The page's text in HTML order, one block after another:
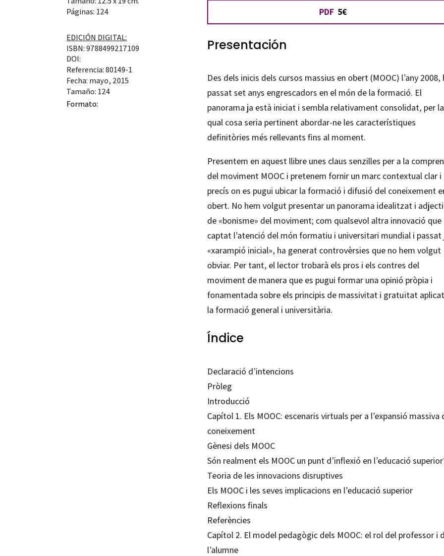
Páginas: 124
EDICIÓN DIGITAL:
ISBN: 9788499217109
DOI:
Referencia: 80149-1
Fecha: mayo, 2015
Tamaño: 124
Formato:
PDF 5€
Presentación
Des dels inicis dels cursos massius en obert (MOOC) l’any 2008,
passat set anys engrescadors en el món de la formació. El
panorama ja està iniciat i sembla relativament consolidat, per la
qual cosa seria pertinent abordar-ne les característiques
definitòries més rellevants fins al moment.
Presentem en aquest llibre unes claus senzilles per a la
del moviment MOOC i pretenem fornir un marc contextual clar i
precís on es pugui ubicar la formació i difusió del coneixement
obert. No hem volgut presentar un panorama idealitzat i
de «bonisme» del moviment; com qualsevol altra innovació que
captat l’atenció del món formatiu i universitari mundial i passat
«xarampió inicial», ha generat controvèrsies que no hem volgut
obviar. Per tant, el lector trobarà els pros i els contres del
moviment de manera que es pugui formar una opinió pròpia i
fonamentada sobre els principis de massivitat i gratuïtat
la formació general i universitària.
Índice
Declaració d’intencions
Pròleg
Introducció
Capítol 1. Els MOOC: escenaris virtuals per a l’expansió massiva
coneixement
Gènesi dels MOOC
Són realment els MOOC un punt d’inflexió en l’educació
Teoria de les innovacions disruptives
Els MOOC i les seves implicacions en l’educació superior
Reflexions finals
Referències
Capítol 2. El model pedagògic dels MOOC: el rol del professor i
l’alumne